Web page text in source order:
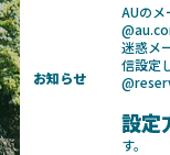
お知らせ
AUの
迷惑メ
信設定
設定
す。